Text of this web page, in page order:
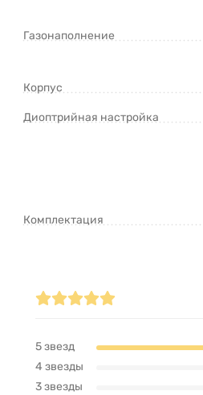
Газонаполнение
Корпус
Диоптрийная настройка
Комплектация
Отзывы (15)
5 звезд
4 звезды
3 звезды